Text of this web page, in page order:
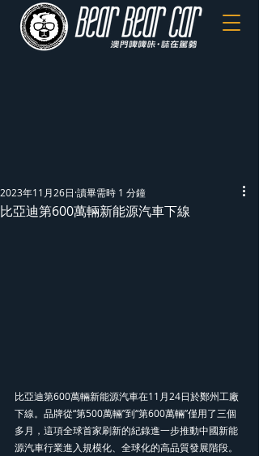
比亞迪第600萬輛新能源汽車下線
2023年11月26日 讀畢需時 1 分鐘
比亞迪第600萬輛新能源汽車在11月24日於鄭州工廠
下線。品牌從“第500萬輛”到“第600萬輛”僅用了三個
多月，這項全球首家刷新的紀錄進一步推動中國新能
源汽車行業進入規模化、全球化的高品質發展階段。